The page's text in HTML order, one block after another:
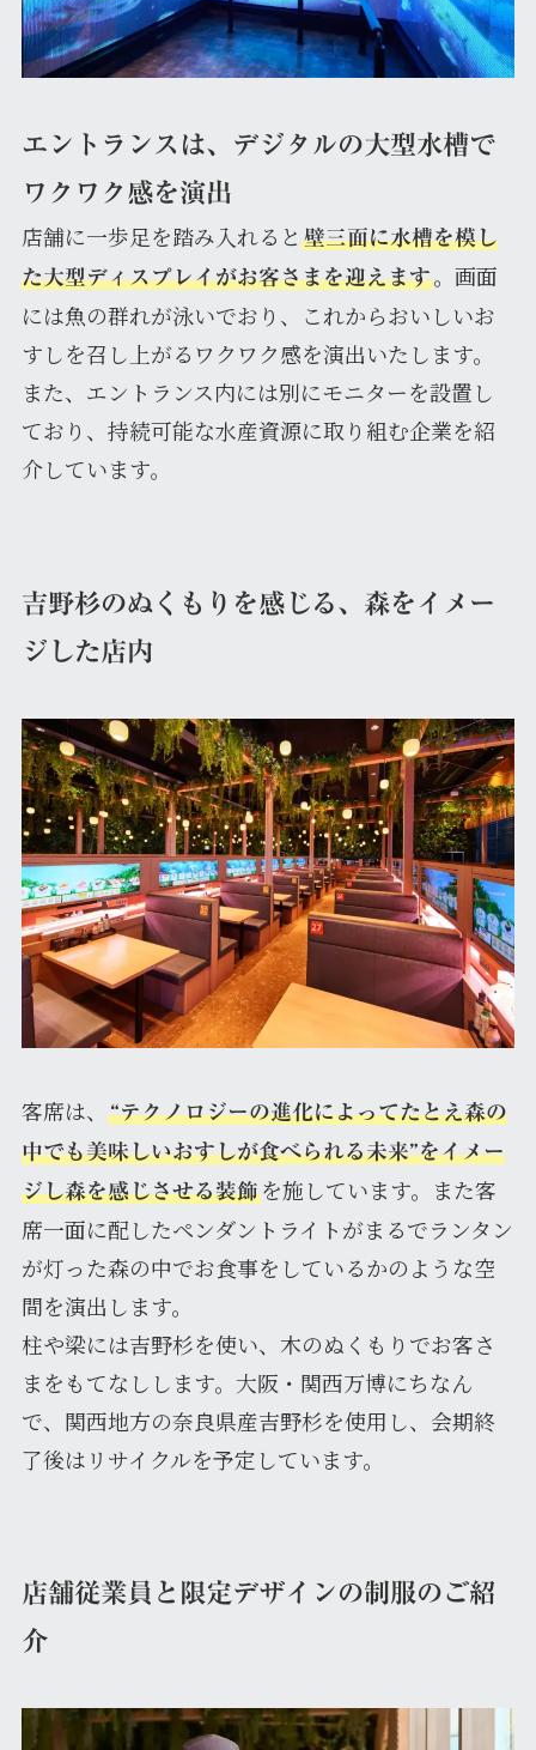
エントランスは、デジタルの大型水槽で
ワクワク感を演出
店舗に一歩足を踏み入れると 壁三面に水槽を模し
た大型ディスプレイがお客さまを迎えます。画面
には魚の群れが泳いでおり、これからおいしいお
すしを召し上がるワクワク感を演出いたします。
また、エントランス内には別にモニターを設置し
ており、持続可能な水産資源に取り組む企業を紹
介しています。
吉野杉のぬくもりを感じる、森をイメー
ジした店内
客席は、
“テクノロジーの進化によってたとえ森の
中でも美味しいおすしが食べられる未来”をイメー
ジし森を感じさせる装飾を施しています。また客
席一面に配したペンダントライトがまるでランタン
が灯った森の中でお食事をしているかのような空
間を演出します。
柱や梁には吉野杉を使い、木のぬくもりでお客さ
まをもてなしします。大阪・関西万博にちなん
で、関西地方の奈良県産吉野杉を使用し、会期終
了後はリサイクルを予定しています。
店舗従業員と限定デザインの制服のご紹
介